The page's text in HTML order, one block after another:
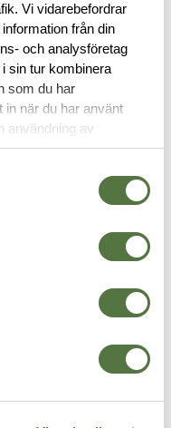
Vi vidarebefordrar
från din
och analysföretag
sin tur kombinera
som du har
in när du har använt
användning av
av